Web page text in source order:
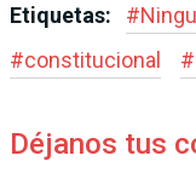
Etiquetas: #
#constitucional #
Déjanos tus